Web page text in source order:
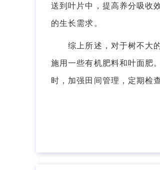
送到叶片中，提高养分吸收
的生长需求。
综上所述，对于树不大的
施用一些有机肥料和叶面肥
时，加强田间管理，定期检